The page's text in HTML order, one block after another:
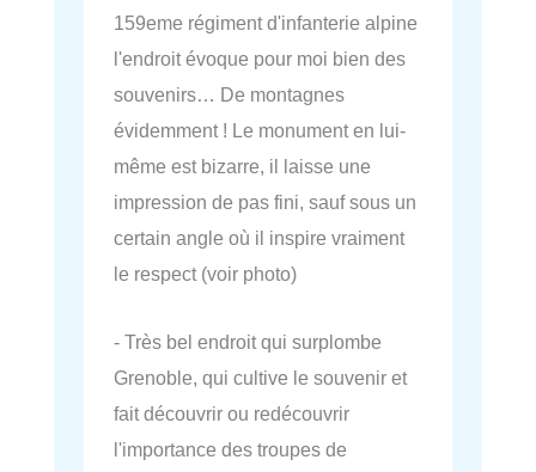
159eme régiment d'infanterie alpine
l'endroit évoque pour moi bien des
souvenirs… De montagnes
évidemment ! Le monument en lui-
même est bizarre, il laisse une
impression de pas fini, sauf sous un
certain angle où il inspire vraiment
le respect (voir photo)
- Très bel endroit qui surplombe
Grenoble, qui cultive le souvenir et
fait découvrir ou redécouvrir
l'importance des troupes de